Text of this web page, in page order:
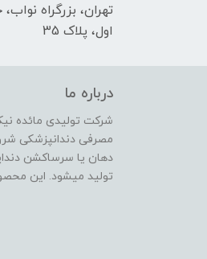
تهران، بزرگراه
اول، پلاک 35
درباره ما
مصرفی دندانپزشکی
دهان یا سرساکشن
تولید میشود. این